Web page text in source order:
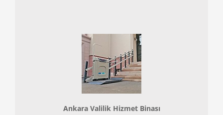
Ankara Valilik Hizmet Binası